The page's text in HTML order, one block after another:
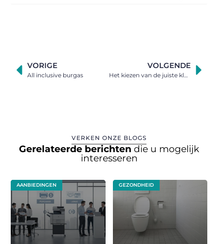
VORIGE
All inclusive burgas
VOLGENDE
Het kiezen van de juiste kleding
VERKEN ONZE BLOGS
Gerelateerde berichten die u mogelijk
interesseren
AANBIEDINGEN GEZONDHEID